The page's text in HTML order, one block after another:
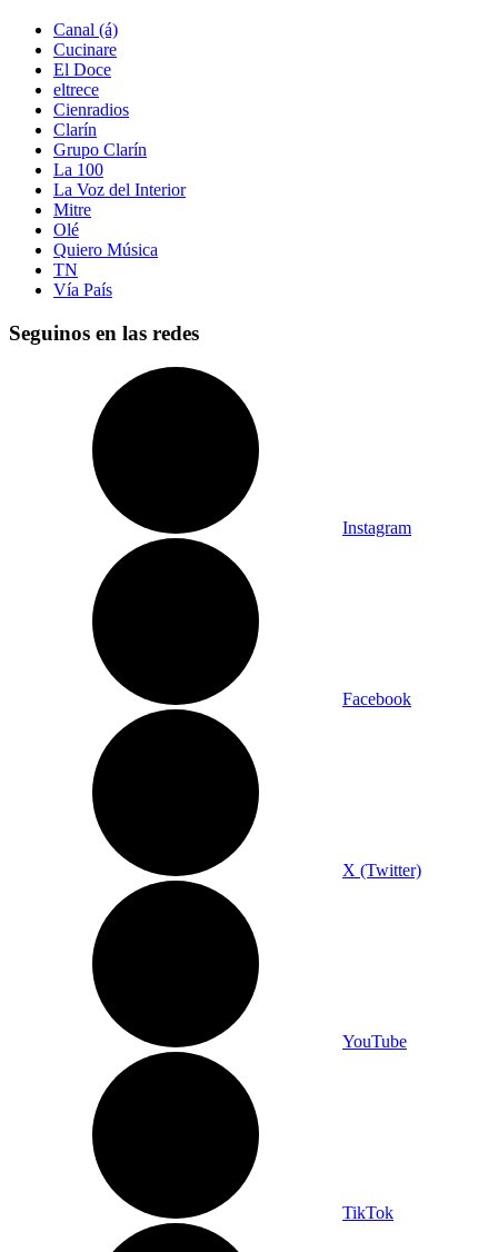
Canal (á)
Cucinare
El Doce
eltrece
Cienradios
Clarín
Grupo Clarín
La 100
La Voz del Interior
Mitre
Olé
Quiero Música
TN
Vía País
Seguinos en las redes
Instagram
Facebook
X (Twitter)
YouTube
TikTok